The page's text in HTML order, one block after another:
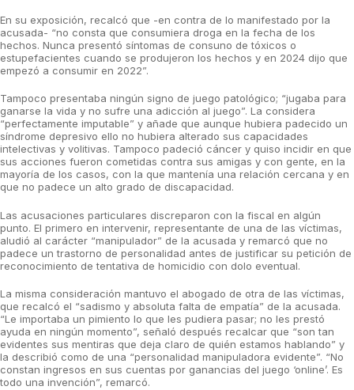
En su exposición, recalcó que -en contra de lo manifestado por la
acusada- “no consta que consumiera droga en la fecha de los
hechos. Nunca presentó síntomas de consuno de tóxicos o
estupefacientes cuando se produjeron los hechos y en 2024 dijo que
empezó a consumir en 2022”.
Tampoco presentaba ningún signo de juego patológico; “jugaba para
ganarse la vida y no sufre una adicción al juego”. La considera
“perfectamente imputable” y añade que aunque hubiera padecido un
síndrome depresivo ello no hubiera alterado sus capacidades
intelectivas y volitivas. Tampoco padeció cáncer y quiso incidir en que
sus acciones fueron cometidas contra sus amigas y con gente, en la
mayoría de los casos, con la que mantenía una relación cercana y en
que no padece un alto grado de discapacidad.
Las acusaciones particulares discreparon con la fiscal en algún
punto. El primero en intervenir, representante de una de las víctimas,
aludió al carácter “manipulador” de la acusada y remarcó que no
padece un trastorno de personalidad antes de justificar su petición de
reconocimiento de tentativa de homicidio con dolo eventual.
La misma consideración mantuvo el abogado de otra de las víctimas,
que recalcó el “sadismo y absoluta falta de empatía” de la acusada.
“Le importaba un pimiento lo que les pudiera pasar; no les prestó
ayuda en ningún momento”, señaló después recalcar que “son tan
evidentes sus mentiras que deja claro de quién estamos hablando” y
la describió como de una “personalidad manipuladora evidente”. “No
constan ingresos en sus cuentas por ganancias del juego ‘online’. Es
todo una invención”, remarcó.